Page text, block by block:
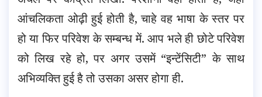
आंचलिकता ओढ़ी हुई होती है, चाहे वह भाषा के स्तर पर
हो या फिर परिवेश के सम्बन्ध में. आप भले ही छोटे परिवेश
को लिख रहे हो, पर अगर उसमें “इन्टेंसिटी” के साथ
अभिव्यक्ति हुई है तो उसका असर होगा ही.